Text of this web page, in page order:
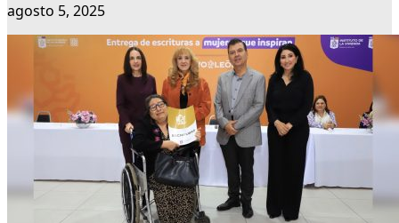
agosto 5, 2025